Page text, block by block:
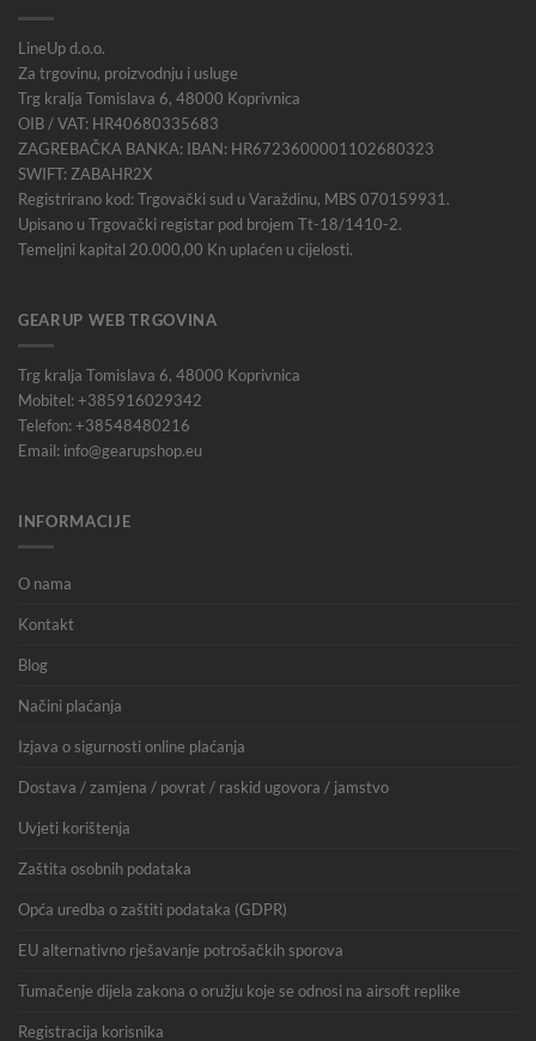
LineUp d.o.o.
Za trgovinu, proizvodnju i usluge
Trg kralja Tomislava 6, 48000 Koprivnica
OIB / VAT: HR40680335683
ZAGREBAČKA BANKA: IBAN: HR6723600001102680323
SWIFT: ZABAHR2X
Registrirano kod: Trgovački sud u Varaždinu, MBS 070159931.
Upisano u Trgovački registar pod brojem Tt-18/1410-2.
Temeljni kapital 20.000,00 Kn uplaćen u cijelosti.
GEARUP WEB TRGOVINA
Trg kralja Tomislava 6, 48000 Koprivnica
Mobitel: +385916029342
Telefon: +38548480216
Email: info@gearupshop.eu
INFORMACIJE
O nama
Kontakt
Blog
Načini plaćanja
Izjava o sigurnosti online plaćanja
Dostava / zamjena / povrat / raskid ugovora / jamstvo
Uvjeti korištenja
Zaštita osobnih podataka
Opća uredba o zaštiti podataka (GDPR)
EU alternativno rješavanje potrošačkih sporova
Tumačenje dijela zakona o oružju koje se odnosi na airsoft replike
Registracija korisnika